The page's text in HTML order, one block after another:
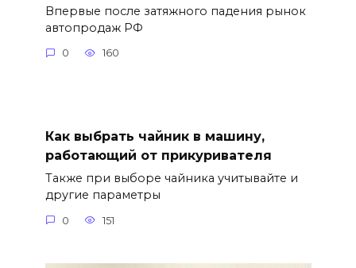
Впервые после затяжного падения рынок
автопродаж РФ
0 160
Как выбрать чайник в машину,
работающий от прикуривателя
Также при выборе чайника учитывайте и
другие параметры
0 151